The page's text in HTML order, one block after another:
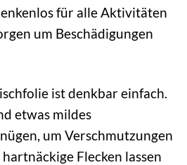
für alle Aktivitäten
um Beschädigungen
ist denkbar einfach.
etwas mildes
um Verschmutzungen
Flecken lassen